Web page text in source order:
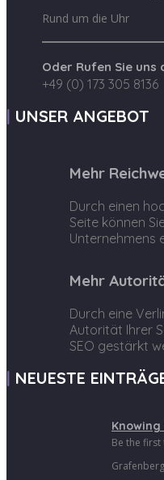
Rund um die Uhr
Oder Rufen Sie uns
+49 (0) 173 305 8136
UNSER ANGEBOT
Mehr
Durch einen
Seite können
Unternehmens
Mehr
Durch eine
Autorität Ihrer
SEO gestärkt
NEUESTE
Knowing
Be the first